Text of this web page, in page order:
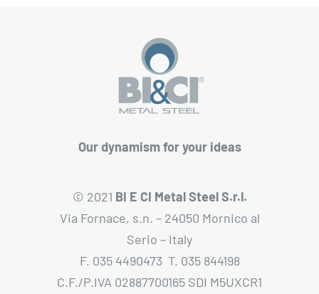
Our dynamism for your ideas
© 2021 BI E CI Metal Steel S.r.l.
Via Fornace, s.n. – 24050 Mornico al
Serio – Italy
F. 035 4490473 T. 035 844198
C.F./P.IVA 02887700165 SDI M5UXCR1